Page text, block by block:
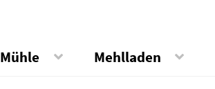
Mühle Mehlladen